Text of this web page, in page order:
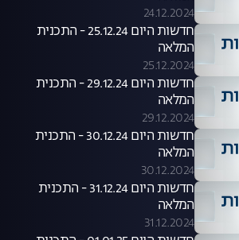
24.12.2024
חדשות היום 25.12.24 - התכנית
המלאה
25.12.2024
חדשות היום 29.12.24 - התכנית
המלאה
29.12.2024
חדשות היום 30.12.24 - התכנית
המלאה
30.12.2024
חדשות היום 31.12.24 - התכנית
המלאה
31.12.2024